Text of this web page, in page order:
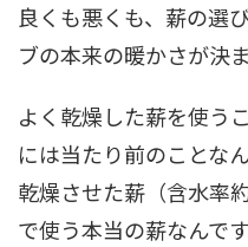
良くも悪くも、薪の選
ブの本来の暖かさが決ま
よく乾燥した薪を使う
には当たり前のことなん
乾燥させた薪（含水率
で使う本当の薪なんです